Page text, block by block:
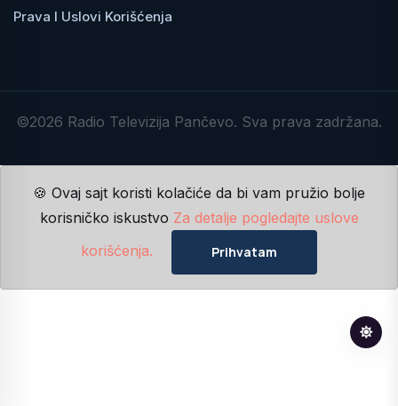
Prava I Uslovi Korišćenja
©2026 Radio Televizija Pančevo. Sva prava zadržana.
🍪 Ovaj sajt koristi kolačiće da bi vam pružio bolje
korisničko iskustvo Za detalje pogledajte uslove
korišćenja.
Prihvatam